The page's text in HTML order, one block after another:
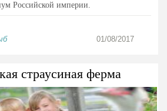
Российской империи.
01/08/2017
страусиная ферма